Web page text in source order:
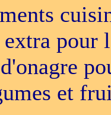
pour
et